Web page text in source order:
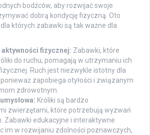
bodźców, aby rozwijać swoje
dobrą kondycję fizyczną. Oto
których zabawki są tak ważne dla
fizycznej: Zabawki, które
do ruchu, pomagają w utrzymaniu ich
Ruch jest niezwykle istotny dla
zapobiega otyłości i związanym
zdrowotnym.
Króliki są bardzo
zwierzętami, które potrzebują wyzwań
Zabawki edukacyjne i interaktywne
im w rozwijaniu zdolności poznawczych,